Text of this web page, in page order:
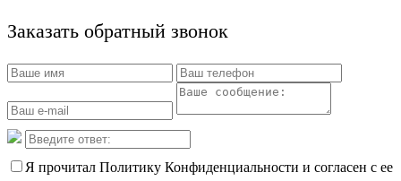
Заказать обратный звонок
Я прочитал Политику Конфиденциальности и согласен с ее